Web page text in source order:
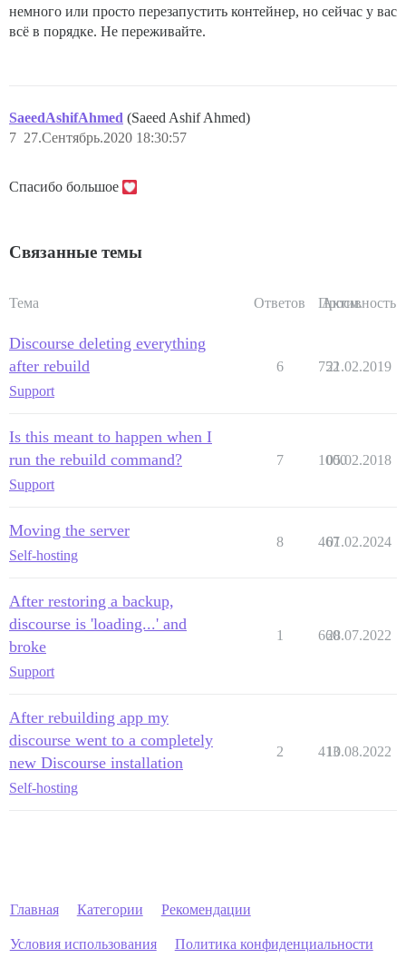
немного или просто перезапустить контейнер, но сейчас у вас
всё в порядке. Не переживайте.
SaeedAshifAhmed (Saeed Ashif Ahmed)
27.Сентябрь.2020 18:30:57
7
Спасибо большое
Связанные темы
Тема Ответов Просм.
Активность
Discourse deleting everything
after rebuild
Support
6 752
21.02.2019
Is this meant to happen when I
run the rebuild command?
Support
7 1000
05.02.2018
Moving the server
Self-hosting
8 467
01.02.2024
After restoring a backup,
discourse is 'loading...' and
broke
Support
1 660
28.07.2022
After rebuilding app my
discourse went to a completely
new Discourse installation
Self-hosting
2 413
10.08.2022
Главная Категории Рекомендации
Условия использования Политика конфиденциальности